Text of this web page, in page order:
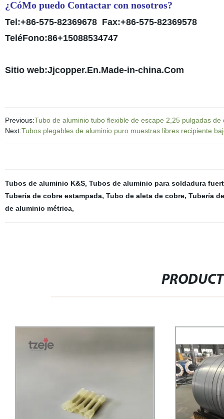
¿CóMo puedo Contactar con nosotros?
Tel:+86-575-82369678 Fax:+86-575-82369578
TeléFono:86+15088534747
Sitio web:Jjcopper.En.Made-in-china.Com
Previous:Tubo de aluminio tubo flexible de escape 2,25 pulgadas
Next:Tubos plegables de aluminio puro muestras libres recipiente
Tubos de aluminio K&S, Tubos de aluminio para soldadura
Tubería de cobre estampada, Tubo de aleta de cobre, Tubería
de aluminio métrica,